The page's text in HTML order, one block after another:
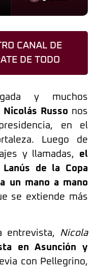
CANAL DE
DE TODO
y muchos
Nicolás Russo nos
en el
Luego de
y llamadas, el
de la Copa
un mano a mano
se extiende más
entrevista,
Nicola
en Asunción y
con Pellegrino,